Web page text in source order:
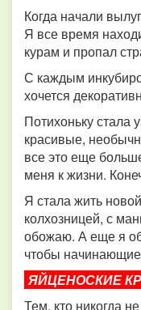
Когда начали
Я все время
курам и пропал
С каждым
хочется
Потихоньку стала
красивые,
все это еще
меня к жизни.
Я стала жить
колхозницей, с
обожаю. А еще я
чтобы
ЯЙЦЕНОСКИЕ
Тем, кто никогда